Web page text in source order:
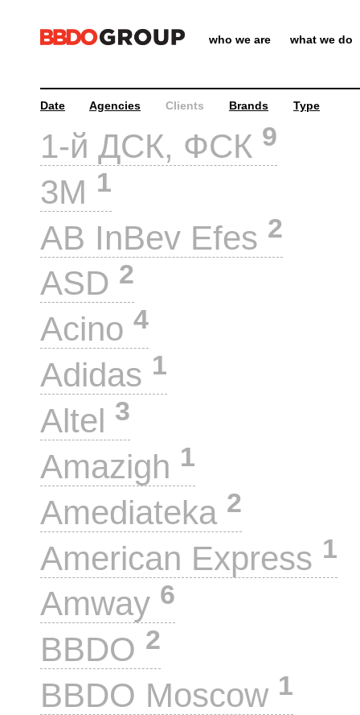
who we are what we do
Date Agencies Clients Brands Type
1-й ДСК, ФСК 9
3M 1
AB InBev Efes 2
ASD 2
Acino 4
Adidas 1
Altel 3
Amazigh 1
Amediateka 2
American Express 1
Amway 6
BBDO 2
BBDO Moscow 1